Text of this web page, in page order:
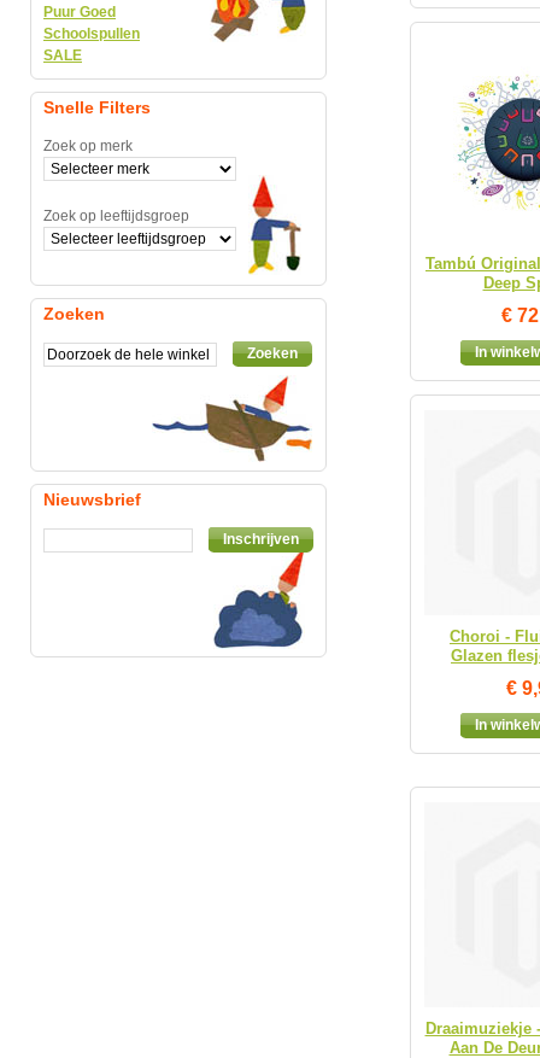
Tambú
Deep
€
In
Choroi -
Glazen
€
In
Draaimuziekje
Aan De
Puur Goed
Schoolspullen
SALE
Snelle Filters
Zoek op merk
Zoek op leeftijdsgroep
Zoeken
Zoeken
Nieuwsbrief
Inschrijven